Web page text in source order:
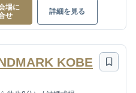
場に
せ
詳細を見る
KOBE